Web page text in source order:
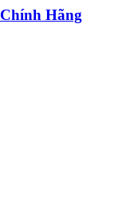
Nước Hoa Nữ Dior Jadore EDP Chính Hãng